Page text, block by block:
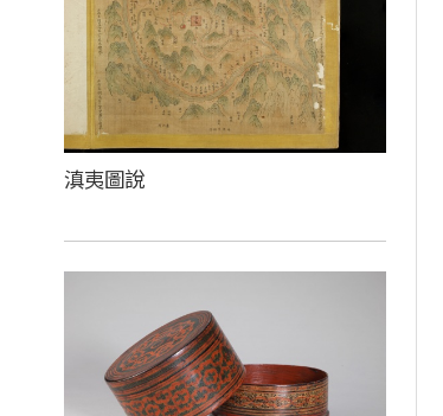
滇夷圖說